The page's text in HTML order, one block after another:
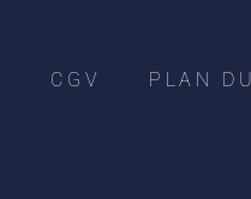
CGV PLAN